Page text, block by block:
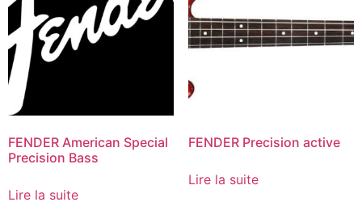
FENDER American Special
Precision Bass
Lire la suite
FENDER Precision active
Lire la suite